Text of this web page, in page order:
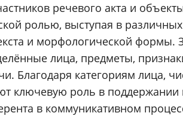
речевого акта и
ролью, выступая в
и морфологической
лица, предметы,
Благодаря категориям лица,
ключевую роль в поддержании
в коммуникативном